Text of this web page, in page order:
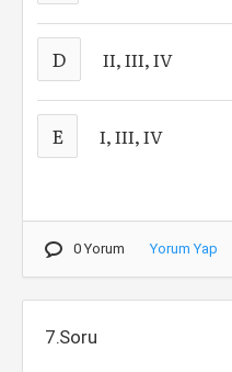
D II, III, IV
E I, III, IV
0 Yorum Yorum Yap
7.Soru